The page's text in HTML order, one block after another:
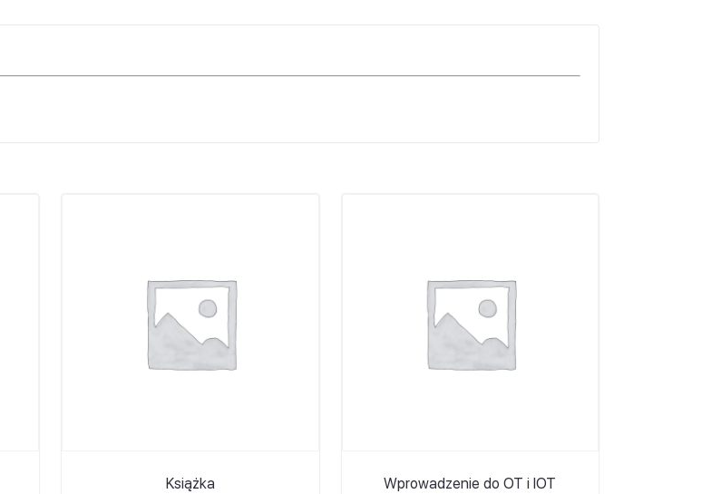
Książka Wprowadzenie do OT i IOT